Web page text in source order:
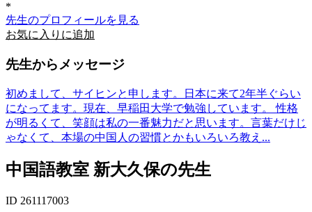
*
先生のプロフィールを見る
お気に入りに追加
先生からメッセージ
初めまして、サイヒンと申します。日本に来て2年半ぐらい
になってます。現在、早稲田大学で勉強しています。 性格
が明るくて、笑顔は私の一番魅力だと思います。言葉だけじ
ゃなくて、本場の中国人の習慣とかもいろいろ教え...
中国語教室 新大久保の先生
ID 261117003